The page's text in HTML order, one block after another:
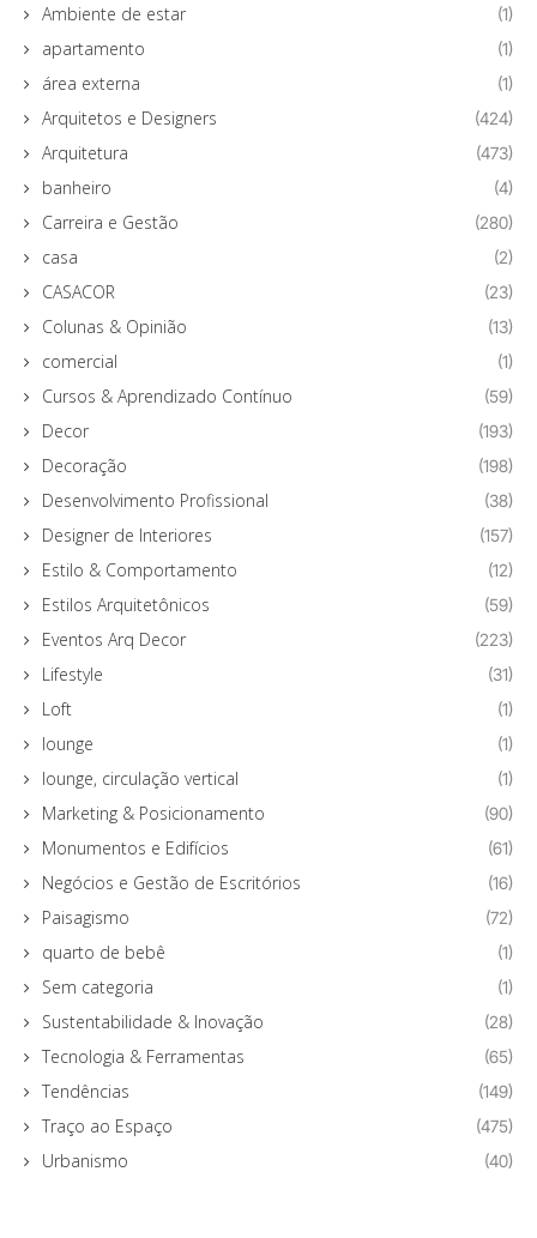
Ambiente de estar (1)
apartamento (1)
área externa (1)
Arquitetos e Designers (424)
Arquitetura (473)
banheiro (4)
Carreira e Gestão (280)
casa (2)
CASACOR (23)
Colunas & Opinião (13)
comercial (1)
Cursos & Aprendizado Contínuo (59)
Decor (193)
Decoração (198)
Desenvolvimento Profissional (38)
Designer de Interiores (157)
Estilo & Comportamento (12)
Estilos Arquitetônicos (59)
Eventos Arq Decor (223)
Lifestyle (31)
Loft (1)
lounge (1)
lounge, circulação vertical (1)
Marketing & Posicionamento (90)
Monumentos e Edifícios (61)
Negócios e Gestão de Escritórios (16)
Paisagismo (72)
quarto de bebê (1)
Sem categoria (1)
Sustentabilidade & Inovação (28)
Tecnologia & Ferramentas (65)
Tendências (149)
Traço ao Espaço (475)
Urbanismo (40)